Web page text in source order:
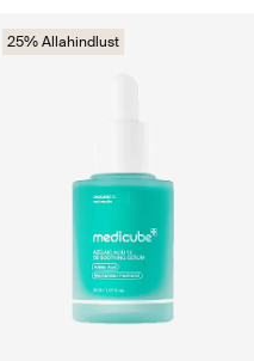
25% Allahindlust